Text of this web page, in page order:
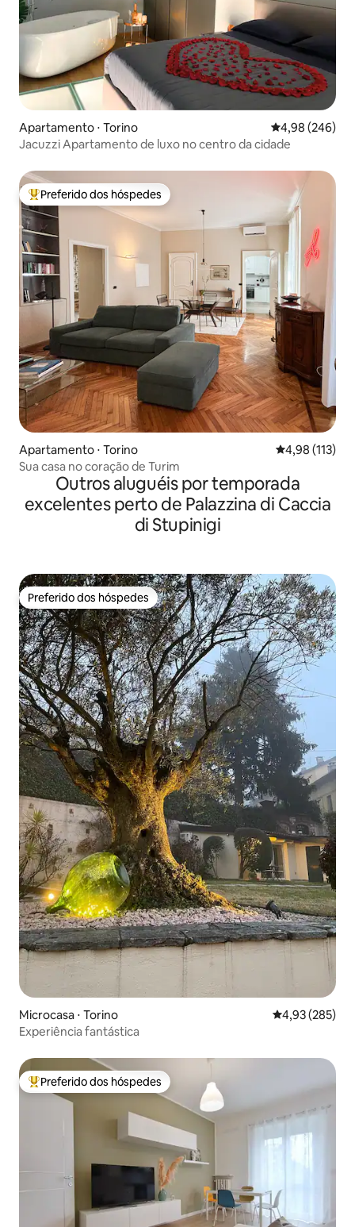
Apartamento ⋅ Torino 4,98 de uma
4,98 (246)
Jacuzzi Apartamento de luxo no centro da cidade
Entre os melhores preferidos dos hóspedes
Preferido dos hóspedes
Apartamento ⋅ Torino 4,98 de uma
4,98 (113)
Sua casa no coração de Turim
Outros aluguéis por temporada
excelentes perto de Palazzina di Caccia
di Stupinigi
Preferido dos hóspedes
Preferido dos hóspedes
Microcasa ⋅ Torino 4,93 de uma
4,93 (285)
Experiência fantástica
Entre os melhores preferidos dos hóspedes
Preferido dos hóspedes